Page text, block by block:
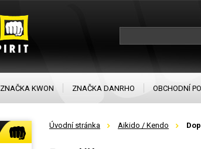
Úvodní stránka Aikido / Kendo
ZNAČKA KWON ZNAČKA DANRHO OBCHODNÍ